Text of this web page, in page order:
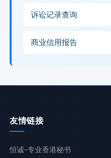
诉讼记录查询
商业信用报告
友情链接
恒诚-专业香港秘书